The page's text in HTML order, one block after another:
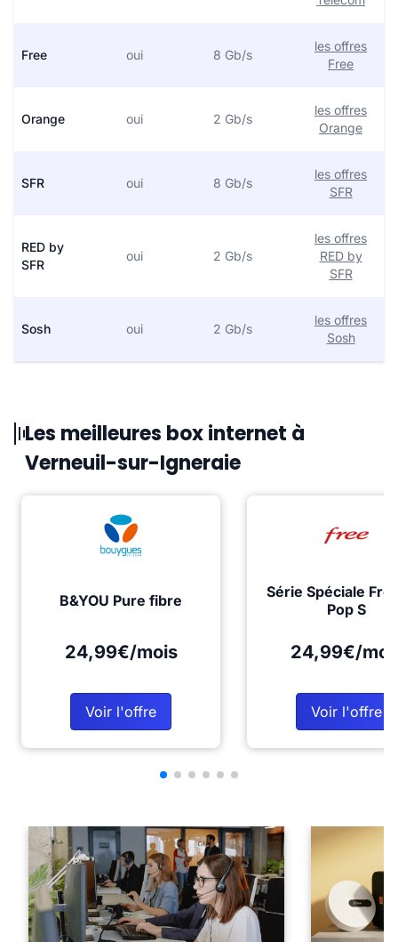
Free oui 8 Gb/s
les offres
Free
Orange oui 2 Gb/s
les offres
Orange
SFR oui 8 Gb/s
les offres
SFR
RED by
SFR
oui 2 Gb/s
les offres
RED by
SFR
Sosh oui 2 Gb/s
les offres
Sosh
Les meilleures box internet à
Verneuil-sur-Igneraie
B&YOU Pure fibre
24,99€/mois
Voir l'offre
Série Spéciale
Pop S
24,99€/
Voir l'offre